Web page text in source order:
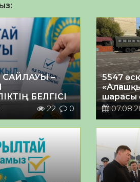
–
БЕЛГІСІ
22 0
5547
шарасы